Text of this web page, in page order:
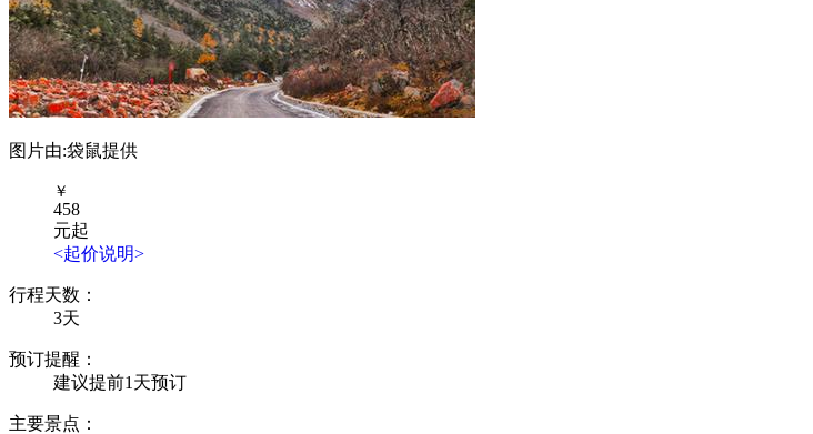
图片由:袋鼠提供
￥
458
元起
<起价说明>
行程天数：
3天
预订提醒：
建议提前1天预订
主要景点：